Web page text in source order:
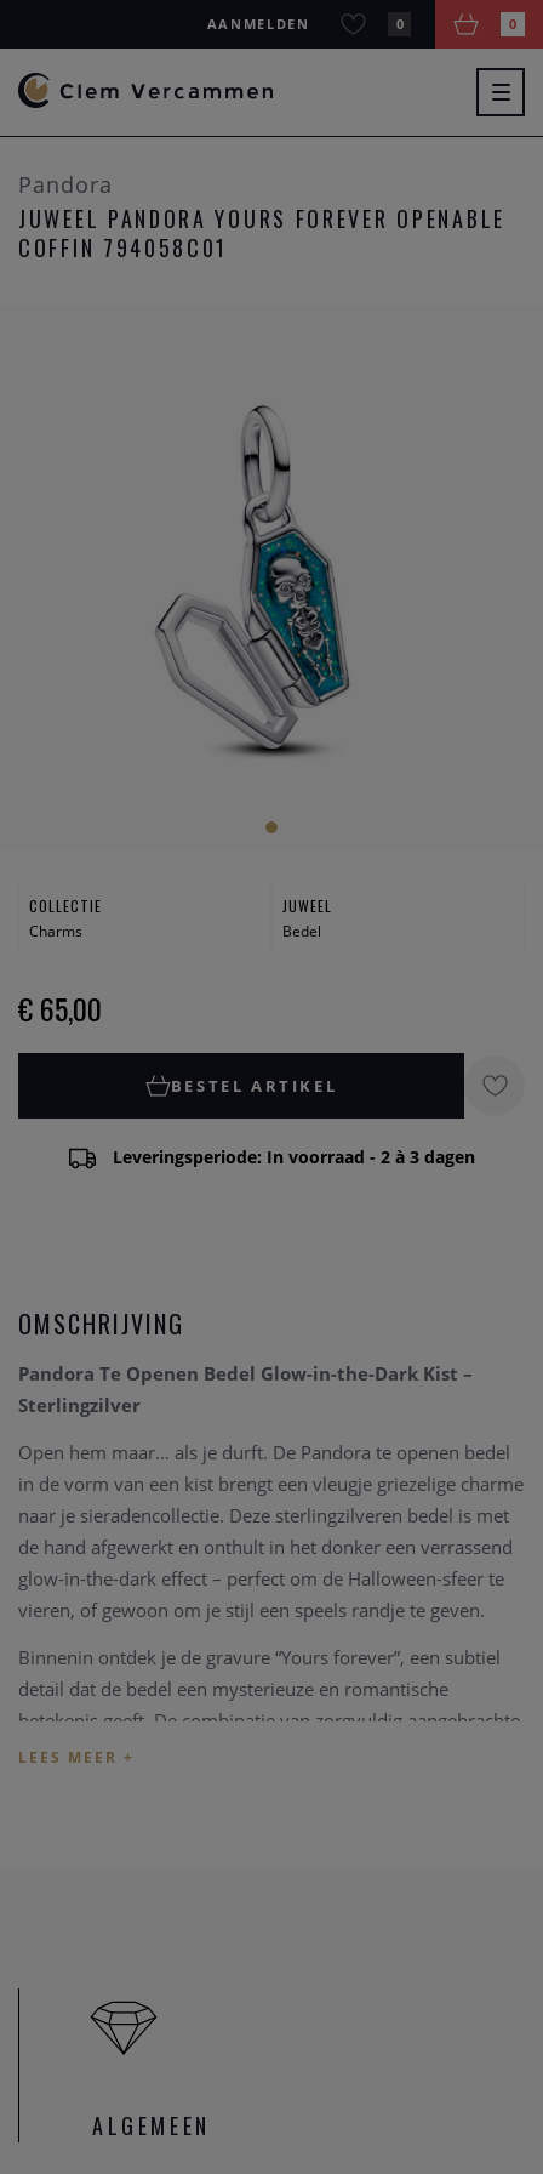
AANMELDEN 0 0
Pandora
JUWEEL PANDORA YOURS FOREVER OPENABLE
COFFIN 794058C01
COLLECTIE
Charms
JUWEEL
Bedel
€ 65,00
BESTEL ARTIKEL
Leveringsperiode: In voorraad - 2 à 3 dagen
OMSCHRIJVING
Pandora Te Openen Bedel Glow-in-the-Dark Kist –
Sterlingzilver
Open hem maar… als je durft. De Pandora te openen bedel
in de vorm van een kist brengt een vleugje griezelige charme
naar je sieradencollectie. Deze sterlingzilveren bedel is met
de hand afgewerkt en onthult in het donker een verrassend
glow-in-the-dark effect – perfect om de Halloween-sfeer te
vieren, of gewoon om je stijl een speels randje te geven.
Binnenin ontdek je de gravure “Yours forever”, een subtiel
detail dat de bedel een mysterieuze en romantische
betekenis geeft. De combinatie van zorgvuldig aangebrachte
emaille, sprankelende zirkonia en Pandora’s kenmerkende
Uniek design: te openen kist met een glow-in-the-dark
effect.
voegt een romantisch tintje toe.
ALGEMEEN